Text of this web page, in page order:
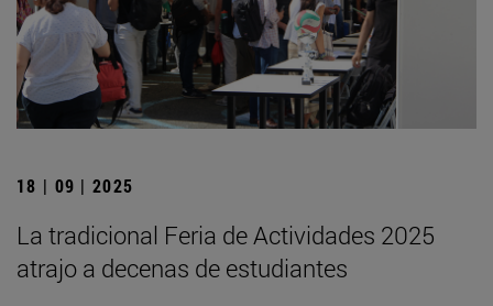
18 | 09 | 2025
La tradicional Feria de Actividades 2025
atrajo a decenas de estudiantes